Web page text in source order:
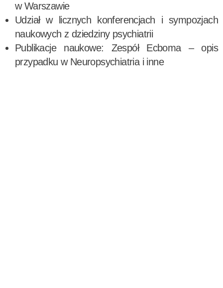
w Warszawie
Udział w licznych konferencjach i sympozjach
naukowych z dziedziny psychiatrii
Publikacje naukowe: Zespół Ecboma – opis
przypadku w Neuropsychiatria i inne